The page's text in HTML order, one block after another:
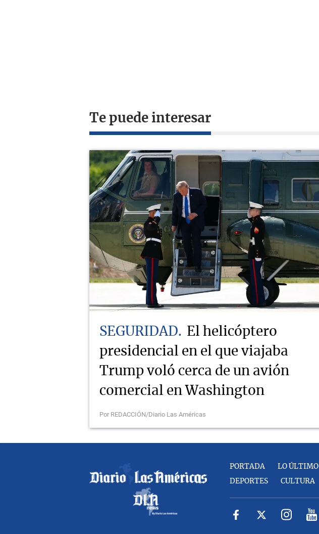
Te puede interesar
SEGURIDAD
El helicóptero
presidencial en el que viajaba
Trump voló cerca de un avión
comercial en Washington
Por REDACCIÓN/Diario Las Américas
PORTADA LO ÚLTIMO
DEPORTES CULTURA